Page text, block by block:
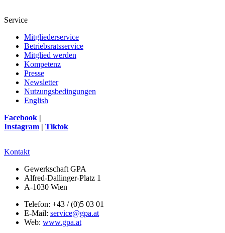
Service
Mitgliederservice
Betriebsratsservice
Mitglied werden
Kompetenz
Presse
Newsletter
Nutzungsbedingungen
English
Facebook |
Instagram | Tiktok
Kontakt
Gewerkschaft GPA
Alfred-Dallinger-Platz 1
A-1030 Wien
Telefon: +43 / (0)5 03 01
E-Mail: service@gpa.at
Web: www.gpa.at